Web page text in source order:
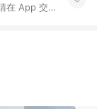
在 App 交
P coins，
更新至